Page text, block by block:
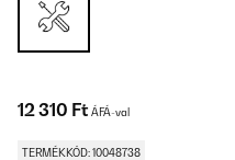
12 310 Ft ÁFÁ-val
TERMÉKKÓD: 10048738